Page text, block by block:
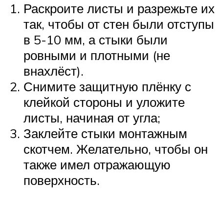
Раскроите листы и разрежьте их
так, чтобы от стен были отступы
в 5-10 мм, а стыки были
ровными и плотными (не
внахлёст).
Снимите защитную плёнку с
клейкой стороны и уложите
листы, начиная от угла;
Заклейте стыки монтажным
скотчем. Желательно, чтобы он
также имел отражающую
поверхность.